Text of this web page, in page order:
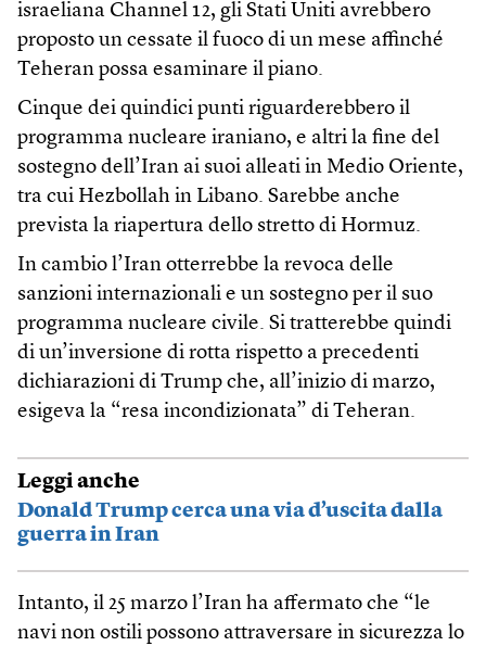
israeliana Channel 12, gli Stati Uniti avrebbero
proposto un cessate il fuoco di un mese affinché
Teheran possa esaminare il piano.
Cinque dei quindici punti riguarderebbero il
programma nucleare iraniano, e altri la fine del
sostegno dell’Iran ai suoi alleati in Medio Oriente,
tra cui Hezbollah in Libano. Sarebbe anche
prevista la riapertura dello stretto di Hormuz.
In cambio l’Iran otterrebbe la revoca delle
sanzioni internazionali e un sostegno per il suo
programma nucleare civile. Si tratterebbe quindi
di un’inversione di rotta rispetto a precedenti
dichiarazioni di Trump che, all’inizio di marzo,
esigeva la “resa incondizionata” di Teheran.
Leggi anche
Donald Trump cerca una via d’uscita dalla
guerra in Iran
Intanto, il 25 marzo l’Iran ha affermato che “le
navi non ostili possono attraversare in sicurezza lo